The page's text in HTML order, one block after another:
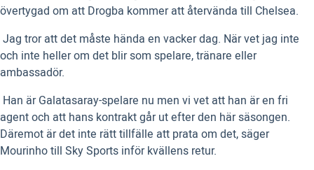
övertygad om att Drogba kommer att återvända till Chelsea.
 Jag tror att det måste hända en vacker dag. När vet jag inte
och inte heller om det blir som spelare, tränare eller
ambassadör.
 Han är Galatasaray-spelare nu men vi vet att han är en fri
agent och att hans kontrakt går ut efter den här säsongen.
Däremot är det inte rätt tillfälle att prata om det, säger
Mourinho till Sky Sports inför kvällens retur.